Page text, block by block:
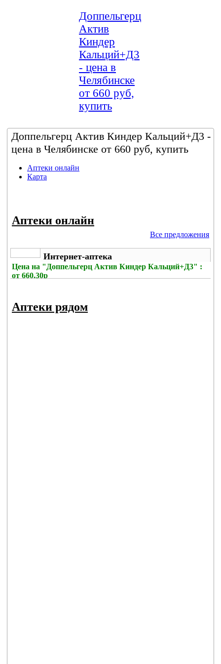
Доппельгерц
Актив
Киндер
Кальций+Д3
- цена в
Челябинске
от 660 руб,
купить
Доппельгерц Актив Киндер Кальций+Д3 -
цена в Челябинске от 660 руб, купить
Аптеки онлайн
Карта
Аптеки онлайн
Все предложения
Интернет-аптека
Цена на "Доппельгерц Актив Киндер Кальций+Д3" :
от 660.30р
Аптеки рядом